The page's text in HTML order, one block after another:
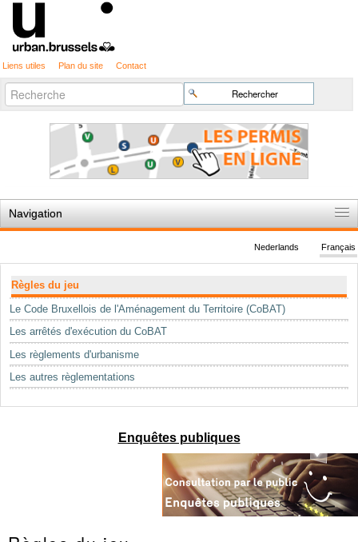
Liens utiles Plan du site Contact
Chercher par
Recherche
avancée…
Navigation
Règles du jeu
Permis d'urbanisme
Cartographie
Etudes et publications
Mots-clés
Renseignements urbanistiques
Français
Nederlands
Règles du jeu
Le Code Bruxellois de l'Aménagement du Territoire (CoBAT)
Les arrêtés d'exécution du CoBAT
Les règlements d'urbanisme
Les autres règlementations
Enquêtes publiques